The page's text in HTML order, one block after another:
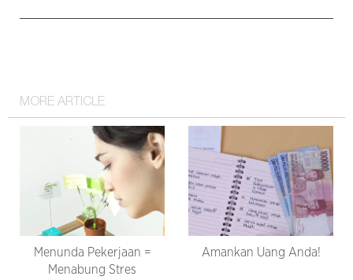
MORE ARTICLE
Menunda Pekerjaan =
Menabung Stres
Amankan Uang Anda!